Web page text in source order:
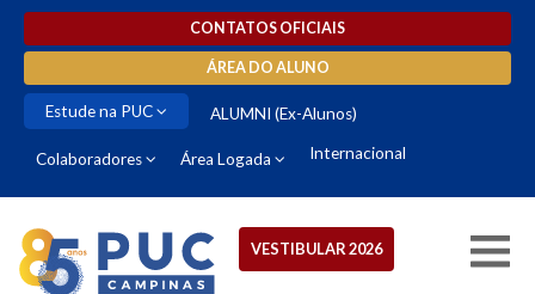
CONTATOS OFICIAIS
ÁREA DO ALUNO
Estude na PUC ALUMNI (Ex-Alunos)
Colaboradores Área Logada Internacional
VESTIBULAR 2026